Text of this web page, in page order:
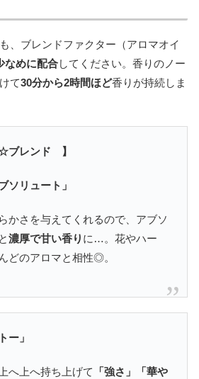
、ブレンドファクター（アロマオイ
なめに配合してください。香りのノー
て30分から2時間ほど香りが持続しま
ブレンド 】
リュート」
かさを与えてくれるので、アブソ
濃厚で甘い香り に…。花やハー
どのアロマと相性◎。
」
へ上へ持ち上げて
「強さ」「華や